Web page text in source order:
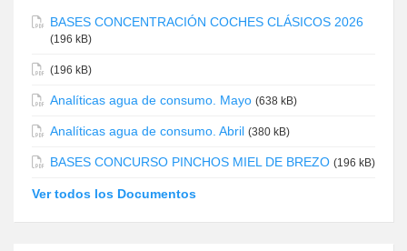
BASES CONCENTRACIÓN COCHES CLÁSICOS 2026
(196 kB)
(196 kB)
Analíticas agua de consumo. Mayo (638 kB)
Analíticas agua de consumo. Abril (380 kB)
BASES CONCURSO PINCHOS MIEL DE BREZO (196 kB)
Ver todos los Documentos